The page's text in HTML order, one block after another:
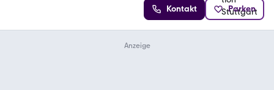
Kontakt Parken